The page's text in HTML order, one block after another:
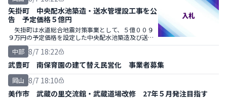
矢掛町 中央配水池築造・送水管埋設工事を公
告 予定価格５億円
矢掛町は水道総合地震対策事業として、５億００９
９万円の予定価格を設定した中央配水池築造及び送水
管埋設工事の一般競争入札を公示した。施工方式は特
定建設工事共同企業体（ＪＶ）による共同施工方式。
中部 8/7 18:22
武豊町 南保育園の建て替え民営化 事業者募集
岡山 8/7 18:10
美作市 武蔵の里交流館・武蔵道場改修 27年５月発注目指す